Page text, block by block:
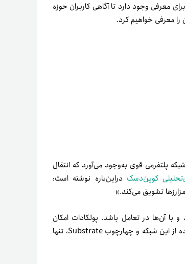
معرفی وجود دارد تا آگاهی کاربران حوزه
را معرفی خواهیم کرد.
آن را ایجاد کرده است. این شبکه پلتفرمی قوی به‌وجود می‌آورد که انتقال
کوین‌دسک در‌این‌باره نوشته است:
با آن‌ها در تعامل باشد. پولکادات امکان
مقیاس‌‌پذیری را با انتشار تراکنش‌ها در چند بلاک‌چین موازی فراهم می‌کند. با استفاده از این شبکه و چهارچوب Substrate، تنها